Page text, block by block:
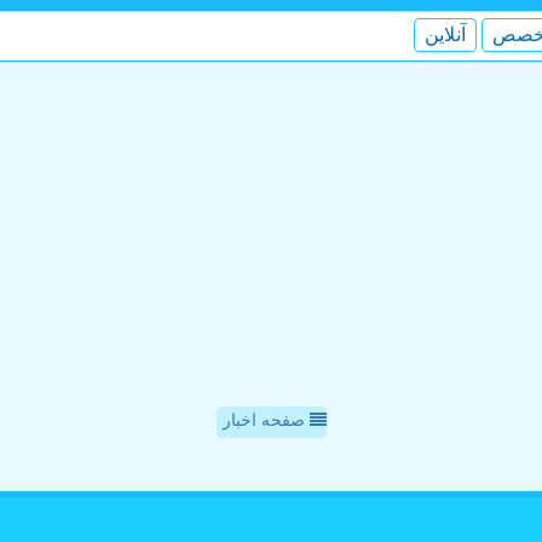
آنلاین
صفحه اخبار